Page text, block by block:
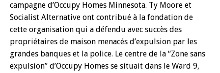
campagne d’Occupy Homes Minnesota. Ty Moore et
Socialist Alternative ont contribué à la fondation de
cette organisation qui a défendu avec succès des
propriétaires de maison menacés d’expulsion par les
grandes banques et la police. Le centre de la ‘‘Zone sans
expulsion’’ d’Occupy Homes se situait dans le Ward 9,